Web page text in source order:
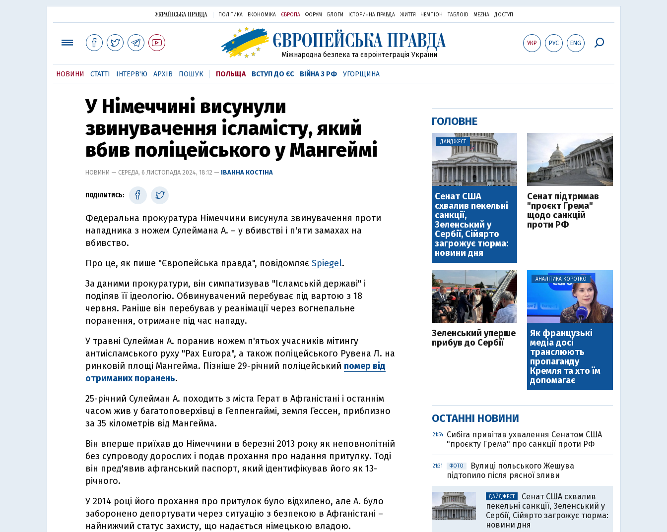
ПОЛІТИКА ЕКОНОМІКА ЄВРОПА ФОРУМ БЛОГИ ІСТОРИЧНА ПРАВДА ЖИТТЯ ЧЕМПІОН ТАБЛОID MEZHA ДОСТУП
УКР РУС ENG
Міжнародна безпека та євроінтеграція України
НОВИНИ СТАТТІ ІНТЕРВ'Ю АРХІВ ПОШУК ПОЛЬЩА ВСТУП ДО ЄС ВІЙНА З РФ УГОРЩИНА
У Німеччині висунули
звинувачення ісламісту, який
вбив поліцейського у Мангеймі
НОВИНИ — СЕРЕДА, 6 ЛИСТОПАДА 2024, 18:12 — ІВАННА КОСТІНА
ПОДІЛИТИСЬ:
Федеральна прокуратура Німеччини висунула звинувачення проти
нападника з ножем Сулеймана А. – у вбивстві і п'яти замахах на
вбивство.
Про це, як пише "Європейська правда", повідомляє Spiegel.
За даними прокуратури, він симпатизував "Ісламській державі" і
поділяв її ідеологію. Обвинувачений перебуває під вартою з 18
червня. Раніше він перебував у реанімації через вогнепальне
поранення, отримане під час нападу.
У травні Сулейман А. поранив ножем п'ятьох учасників мітингу
антиісламського руху "Pax Europa", а також поліцейського Рувена Л. на
ринковій площі Мангейма. Пізніше 29-річний поліцейський помер від
отриманих поранень.
25-річний Сулейман А. походить з міста Герат в Афганістані і останнім
часом жив у багатоповерхівці в Геппенгаймі, земля Гессен, приблизно
за 35 кілометрів від Мангейма.
Він вперше приїхав до Німеччини в березні 2013 року як неповнолітній
без супроводу дорослих і подав прохання про надання притулку. Тоді
він пред'явив афганський паспорт, який ідентифікував його як 13-
річного.
У 2014 році його прохання про притулок було відхилено, але А. було
заборонено депортувати через ситуацію з безпекою в Афганістані –
найнижчий статус захисту, що надається німецькою владою.
ГОЛОВНЕ
ДАЙДЖЕСТ
Сенат США
схвалив пекельні
санкції,
Зеленський у
Сербії, Сійярто
загрожує тюрма:
новини дня
Cенат підтримав
"проєкт Грема"
щодо санкцій
проти РФ
Зеленський уперше
прибув до Сербії
АНАЛІТИКА КОРОТКО
Як французькі
медіа досі
транслюють
пропаганду
Кремля та хто їм
допомагає
ОСТАННІ НОВИНИ
21:54
Cибіга привітав ухвалення Сенатом США
"проєкту Грема" про санкції проти РФ
21:31 ФОТО
Вулиці польського Жешува
підтопило після рясної зливи
ДАЙДЖЕСТ
Сенат США схвалив
пекельні санкції, Зеленський у
Сербії, Сійярто загрожує тюрма:
новини дня